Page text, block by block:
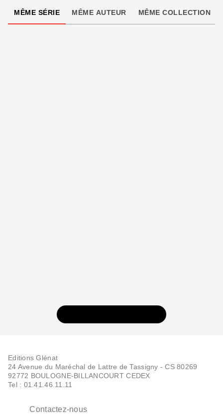
MÊME SÉRIE MÊME AUTEUR MÊME COLLECTION
Editions Glénat
24 Avenue du Maréchal de Lattre de Tassigny - CS 80269
92772 BOULOGNE-BILLANCOURT CEDEX
Tel : 01.41.46.11.11
Contactez-nous